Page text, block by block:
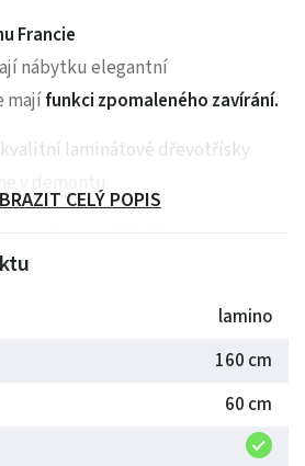
Francie
nábytku elegantní
majífunkci zpomaleného zavírání.
laminátové dřevotřísky
v demontu.
160 cm.
CELÝ POPIS
lamino
160 cm
60 cm